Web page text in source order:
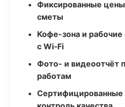
Фиксированные
сметы
Кофе-зона и
с Wi‑Fi
Фото- и видеоотчёт
работам
Сертифицированные